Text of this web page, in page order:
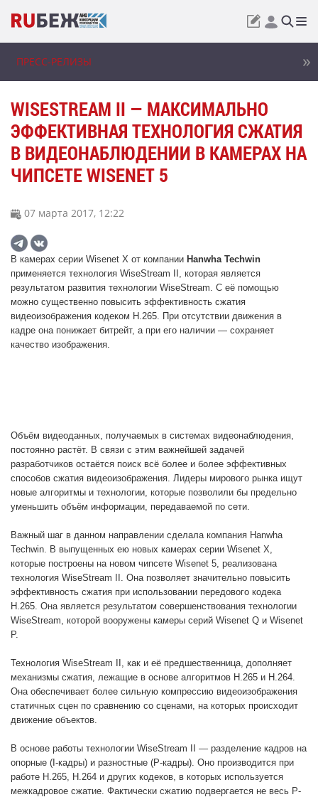
ПРЕСС-РЕЛИЗЫ
WISESTREAM II — МАКСИМАЛЬНО
ЭФФЕКТИВНАЯ ТЕХНОЛОГИЯ СЖАТИЯ
В ВИДЕОНАБЛЮДЕНИИ В КАМЕРАХ НА
ЧИПСЕТЕ WISENET 5
07 марта 2017, 12:22
В камерах серии Wisenet X от компании Hanwha Techwin
применяется технология WiseStream II, которая является
результатом развития технологии WiseStream. С её помощью
можно существенно повысить эффективность сжатия
видеоизображения кодеком H.265. При отсутствии движения в
кадре она понижает битрейт, а при его наличии — сохраняет
качество изображения.
Объём видеоданных, получаемых в системах видеонаблюдения,
постоянно растёт. В связи с этим важнейшей задачей
разработчиков остаётся поиск всё более и более эффективных
способов сжатия видеоизображения. Лидеры мирового рынка ищут
новые алгоритмы и технологии, которые позволили бы предельно
уменьшить объём информации, передаваемой по сети.
Важный шаг в данном направлении сделала компания Hanwha
Techwin. В выпущенных ею новых камерах серии Wisenet X,
которые построены на новом чипсете Wisenet 5, реализована
технология WiseStream II. Она позволяет значительно повысить
эффективность сжатия при использовании передового кодека
H.265. Она является результатом совершенствования технологии
WiseStream, которой вооружены камеры серий Wisenet Q и Wisenet
P.
Технология WiseStream II, как и её предшественница, дополняет
механизмы сжатия, лежащие в основе алгоритмов H.265 и H.264.
Она обеспечивает более сильную компрессию видеоизображения
статичных сцен по сравнению со сценами, на которых происходит
движение объектов.
В основе работы технологии WiseStream II — разделение кадров на
опорные (I-кадры) и разностные (P-кадры). Оно производится при
работе H.265, H.264 и других кодеков, в которых используется
межкадровое сжатие. Фактически сжатию подвергается не весь P-